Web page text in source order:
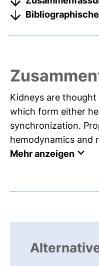
Kidneys are
which form either
synchronization.
hemodynamics and
Mehr anzeigen